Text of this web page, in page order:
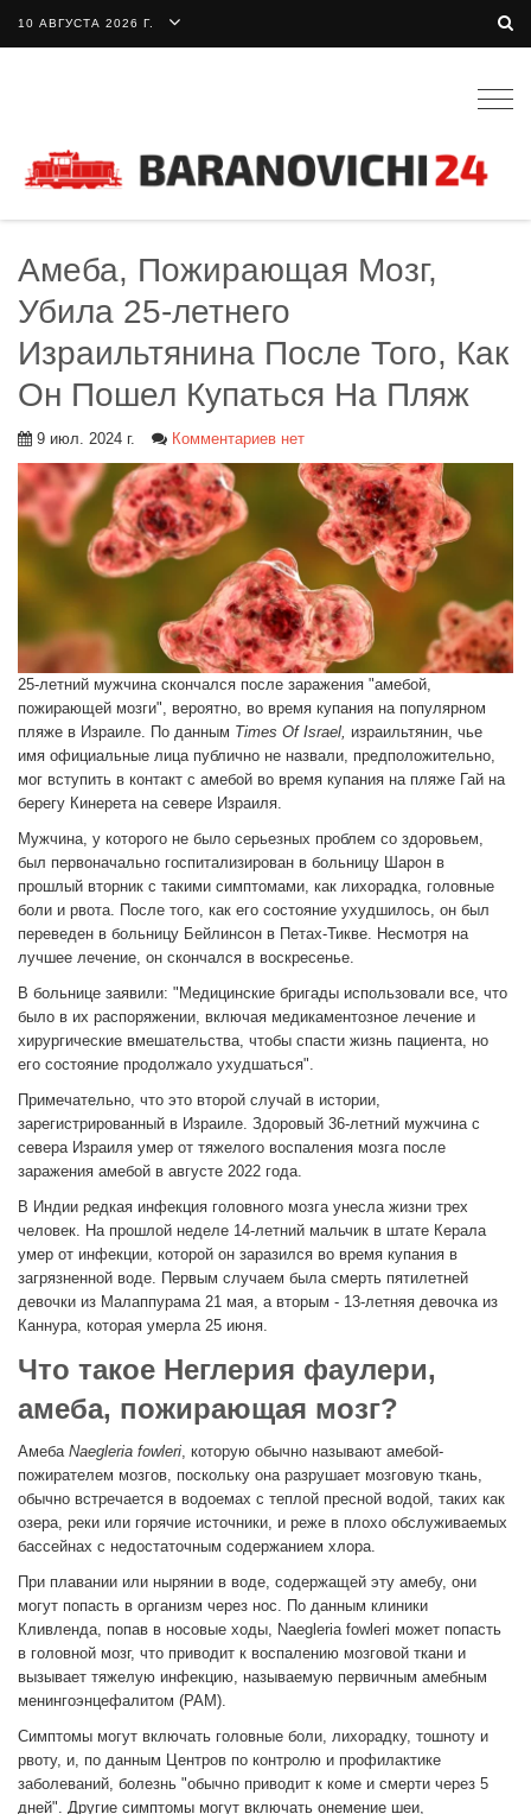
10 АВГУСТА 2026 Г.
Амеба, Пожирающая Мозг,
Убила 25-летнего
Израильтянина После Того, Как
Он Пошел Купаться На Пляж
9 июл. 2024 г. Комментариев нет
25-летний мужчина скончался после заражения "амебой,
пожирающей мозги", вероятно, во время купания на популярном
пляже в Израиле. По данным Times Of Israel, израильтянин, чье
имя официальные лица публично не назвали, предположительно,
мог вступить в контакт с амебой во время купания на пляже Гай на
берегу Кинерета на севере Израиля.
Мужчина, у которого не было серьезных проблем со здоровьем,
был первоначально госпитализирован в больницу Шарон в
прошлый вторник с такими симптомами, как лихорадка, головные
боли и рвота. После того, как его состояние ухудшилось, он был
переведен в больницу Бейлинсон в Петах-Тикве. Несмотря на
лучшее лечение, он скончался в воскресенье.
В больнице заявили: "Медицинские бригады использовали все, что
было в их распоряжении, включая медикаментозное лечение и
хирургические вмешательства, чтобы спасти жизнь пациента, но
его состояние продолжало ухудшаться".
Примечательно, что это второй случай в истории,
зарегистрированный в Израиле. Здоровый 36-летний мужчина с
севера Израиля умер от тяжелого воспаления мозга после
заражения амебой в августе 2022 года.
В Индии редкая инфекция головного мозга унесла жизни трех
человек. На прошлой неделе 14-летний мальчик в штате Керала
умер от инфекции, которой он заразился во время купания в
загрязненной воде. Первым случаем была смерть пятилетней
девочки из Малаппурама 21 мая, а вторым - 13-летняя девочка из
Каннура, которая умерла 25 июня.
Что такое Неглерия фаулери,
амеба, пожирающая мозг?
Амеба Naegleria fowleri, которую обычно называют амебой-
пожирателем мозгов, поскольку она разрушает мозговую ткань,
обычно встречается в водоемах с теплой пресной водой, таких как
озера, реки или горячие источники, и реже в плохо обслуживаемых
бассейнах с недостаточным содержанием хлора.
При плавании или нырянии в воде, содержащей эту амебу, они
могут попасть в организм через нос. По данным клиники
Кливленда, попав в носовые ходы, Naegleria fowleri может попасть
в головной мозг, что приводит к воспалению мозговой ткани и
вызывает тяжелую инфекцию, называемую первичным амебным
менингоэнцефалитом (PAM).
Симптомы могут включать головные боли, лихорадку, тошноту и
рвоту, и, по данным Центров по контролю и профилактике
заболеваний, болезнь "обычно приводит к коме и смерти через 5
дней". Другие симптомы могут включать онемение шеи,